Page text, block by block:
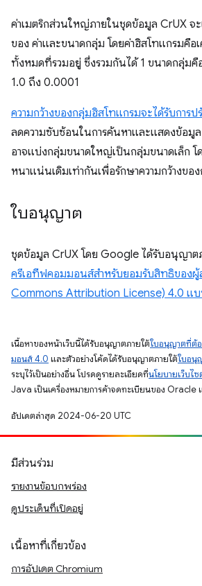
ค่าเมตริกส่วนใหญ่ภายในชุดข้อมูล CrUX จ
ของ ค่าและขนาดกลุ่ม โดยค่าฮิสโทแกรมคือ
ทั้งหมดที่รวมอยู่ ซึ่งรวมกันได้ 1 ขนาดกลุ่มคื
1.0 ถึง 0.0001
ความกว้างของกลุ่มฮิสโทแกรมจะได้รับการป
ลดความซับซ้อนในการค้นหาและแสดงข้อมูล
อาจแบ่งกลุ่มขนาดใหญ่เป็นกลุ่มขนาดเล็ก โ
หนาแน่นเดิมเท่ากันเพื่อรักษาความกว้างขอ
ใบอนุญาต
ชุดข้อมูล CrUX โดย Google ได้รับอนุญาต
ครีเอทีฟคอมมอนส์สำหรับยอมรับสิทธิของผู้
Commons Attribution License) 4.0 แบ
เนื้อหาของหน้าเว็บนี้ได้รับอนุญาตภายใต้ใบอนุญาตที่ต้
มอนส์ 4.0 และตัวอย่างโค้ดได้รับอนุญาตภายใต้ใบอนุ
ระบุไว้เป็นอย่างอื่น โปรดดูรายละเอียดที่นโยบายเว็บไ
Java เป็นเครื่องหมายการค้าจดทะเบียนของ Oracle
อัปเดตล่าสุด 2024-06-20 UTC
มีส่วนร่วม
รายงานข้อบกพร่อง
ดูประเด็นที่เปิดอยู่
เนื้อหาที่เกี่ยวข้อง
การอัปเดต Chromium